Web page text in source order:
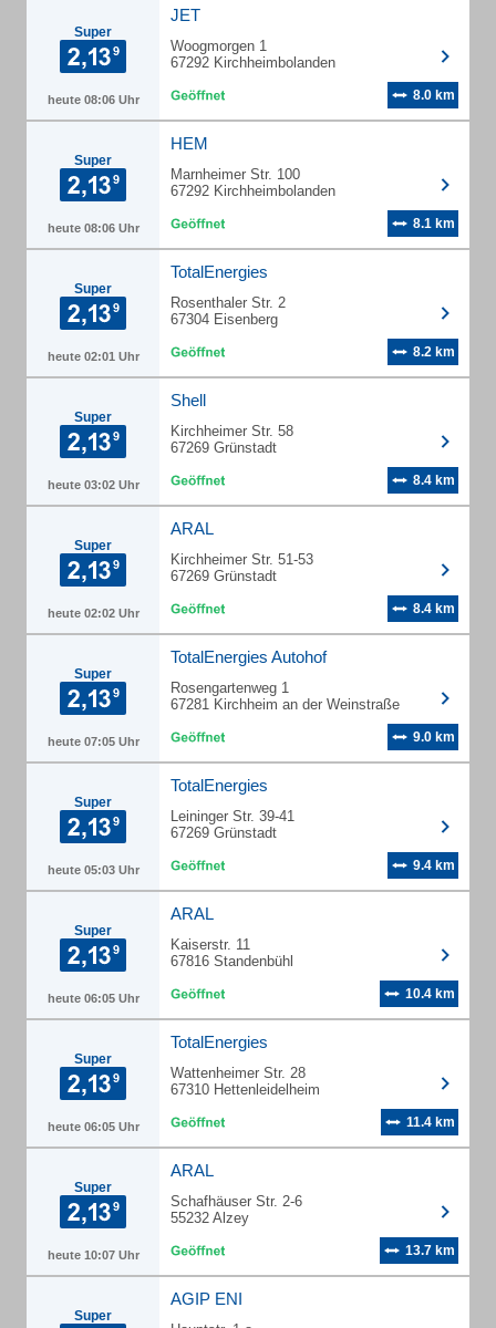
Super
heute 08:06 Uhr
JET
Woogmorgen 1
67292 Kirchheimbolanden
8.0 km
Super
heute 08:06 Uhr
HEM
Marnheimer Str. 100
67292 Kirchheimbolanden
8.1 km
Super
heute 02:01 Uhr
TotalEnergies
Rosenthaler Str. 2
67304 Eisenberg
8.2 km
Super
heute 03:02 Uhr
Shell
Kirchheimer Str. 58
67269 Grünstadt
8.4 km
Super
heute 02:02 Uhr
ARAL
Kirchheimer Str. 51-53
67269 Grünstadt
8.4 km
Super
heute 07:05 Uhr
TotalEnergies Autohof
Rosengartenweg 1
67281 Kirchheim an der Weinstraße
9.0 km
Super
heute 05:03 Uhr
TotalEnergies
Leininger Str. 39-41
67269 Grünstadt
9.4 km
Super
heute 06:05 Uhr
ARAL
Kaiserstr. 11
67816 Standenbühl
10.4 km
Super
heute 06:05 Uhr
TotalEnergies
Wattenheimer Str. 28
67310 Hettenleidelheim
11.4 km
Super
heute 10:07 Uhr
ARAL
Schafhäuser Str. 2-6
55232 Alzey
13.7 km
Super
AGIP ENI